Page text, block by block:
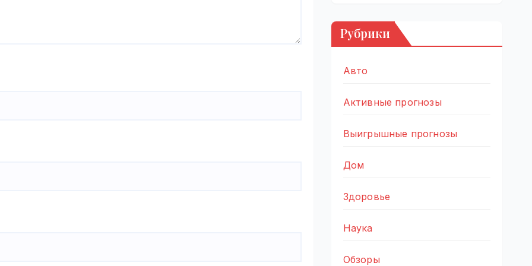
Рубрики
Авто
Активные прогнозы
Выигрышные прогнозы
Дом
Здоровье
Наука
Обзоры